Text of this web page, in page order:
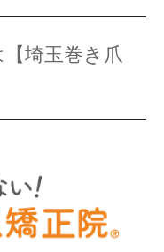
埼玉巻き爪